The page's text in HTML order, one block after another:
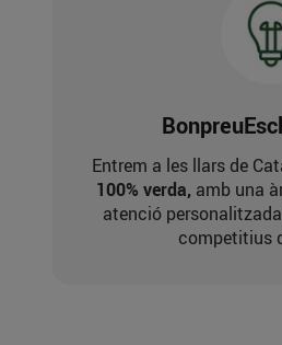
Entrem a les llars de
100% verda,amb una
atenció
competitius